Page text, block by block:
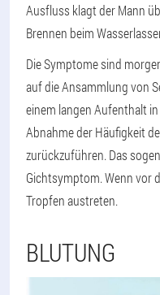
Ausfluss klagt der Mann
Brennen beim
Die Symptome sind
auf die Ansammlung von
einem langen Aufenthalt
Abnahme der Häufigkeit
zurückzuführen. Das
Gichtsymptom. Wenn vor
Tropfen austreten.
BLUTUNG